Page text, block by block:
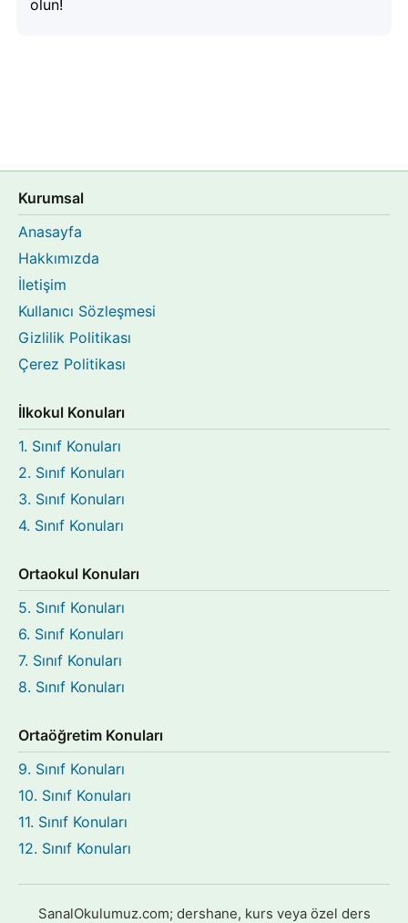
olun!
Kurumsal
Anasayfa
Hakkımızda
İletişim
Kullanıcı Sözleşmesi
Gizlilik Politikası
Çerez Politikası
İlkokul Konuları
1. Sınıf Konuları
2. Sınıf Konuları
3. Sınıf Konuları
4. Sınıf Konuları
Ortaokul Konuları
5. Sınıf Konuları
6. Sınıf Konuları
7. Sınıf Konuları
8. Sınıf Konuları
Ortaöğretim Konuları
9. Sınıf Konuları
10. Sınıf Konuları
11. Sınıf Konuları
12. Sınıf Konuları
SanalOkulumuz.com; dershane, kurs veya özel ders